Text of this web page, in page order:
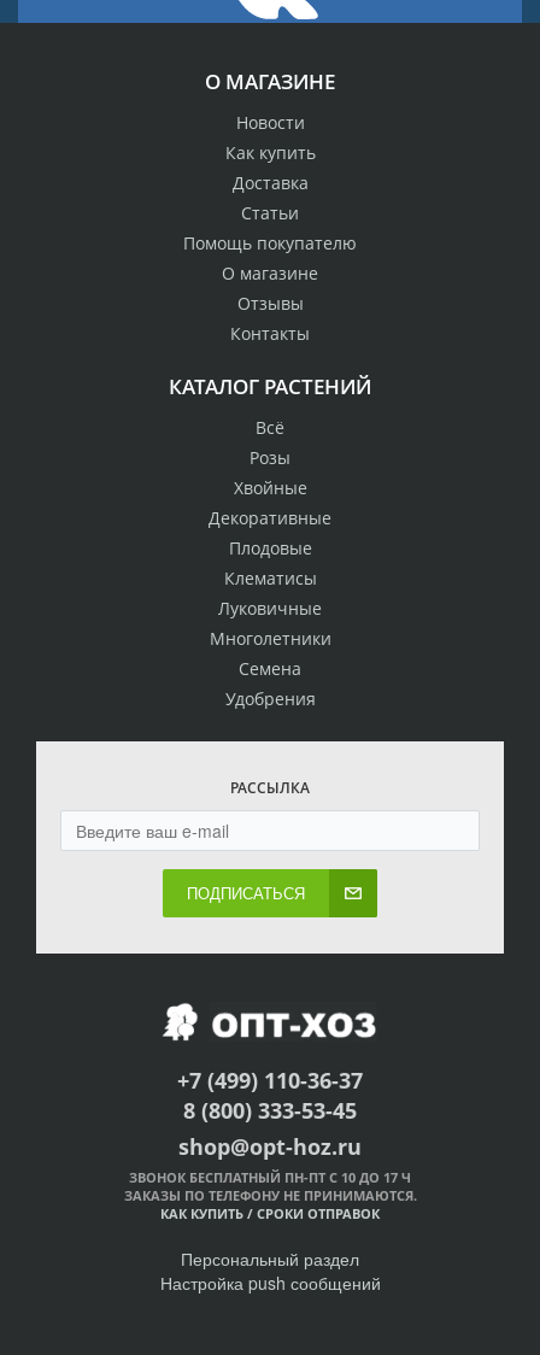
О МАГАЗИНЕ
Новости
Как купить
Доставка
Статьи
Помощь покупателю
О магазине
Отзывы
Контакты
КАТАЛОГ РАСТЕНИЙ
Всё
Розы
Хвойные
Декоративные
Плодовые
Клематисы
Луковичные
Многолетники
Семена
Удобрения
РАССЫЛКА
ПОДПИСАТЬСЯ
+7 (499) 110-36-37
8 (800) 333-53-45
shop@opt-hoz.ru
ЗВОНОК БЕСПЛАТНЫЙ ПН-ПТ С 10 ДО 17 Ч
ЗАКАЗЫ ПО ТЕЛЕФОНУ НЕ ПРИНИМАЮТСЯ.
КАК КУПИТЬ / СРОКИ ОТПРАВОК
Персональный раздел
Настройка push сообщений